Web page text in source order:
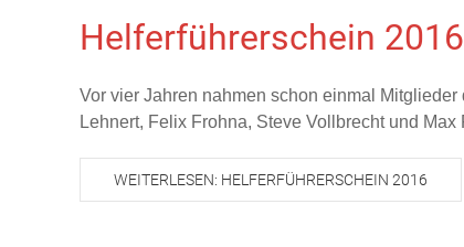
Helferführerschein 2016
Vor vier Jahren nahmen schon einmal
Lehnert, Felix Frohna, Steve Vollbrecht und
WEITERLESEN: HELFERFÜHRERSCHEIN 2016